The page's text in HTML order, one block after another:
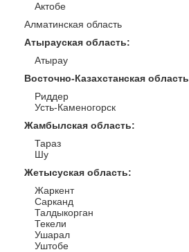
Актобе
Алматинская область
Атырауская область:
Атырау
Восточно-Казахстанская область
Риддер
Усть-Каменогорск
Жамбылская область:
Тараз
Шу
Жетысуская область:
Жаркент
Сарканд
Талдыкорган
Текели
Ушарал
Уштобе